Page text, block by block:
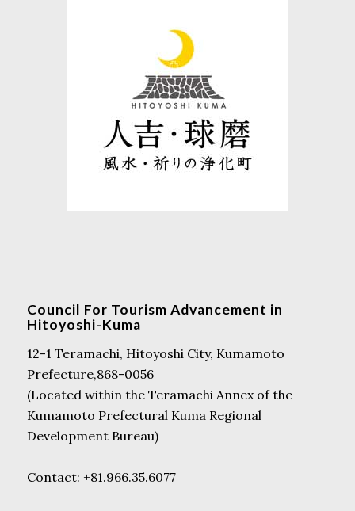
Council For Tourism Advancement in
Hitoyoshi-Kuma
12-1 Teramachi, Hitoyoshi City, Kumamoto
Prefecture,868-0056
(Located within the Teramachi Annex of the
Kumamoto Prefectural Kuma Regional
Development Bureau)
Contact: +81.966.35.6077